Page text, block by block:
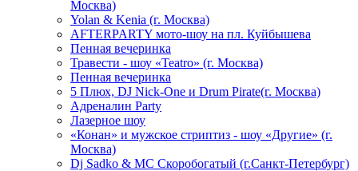
Москва)
Yolan & Kenia (г. Москва)
AFTERPARTY мото-шоу на пл. Куйбышева
Пенная вечеринка
Травести - шоу «Teatro» (г. Москва)
Пенная вечеринка
5 Плюх, DJ Nick-One и Drum Pirate(г. Москва)
Адреналин Party
Лазерное шоу
«Конан» и мужское стриптиз - шоу «Другие» (г.
Москва)
Dj Sadko & МС Скоробогатый (г.Санкт-Петербург)